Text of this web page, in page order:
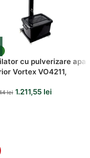
cu pulverizare apa
Vortex VO4211,
lei 1.211,55 lei